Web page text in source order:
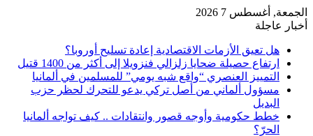
الجمعة, أغسطس 7 2026
أخبار عاجلة
هل تعيق الأزمات الاقتصادية إعادة تسليح أوروبا؟
ارتفاع حصيلة ضحايا زلزالي فنزويلا إلى أكثر من 1400 قتيل
التمييز العنصري “واقع شبه يومي” للمسلمين في ألمانيا
مسؤول ألماني من أصل تركي يدعو للتحرك لحظر حزب
البديل
خطط حكومية وأوجه قصور وانتقادات .. كيف تواجه ألمانيا
الحرّ؟